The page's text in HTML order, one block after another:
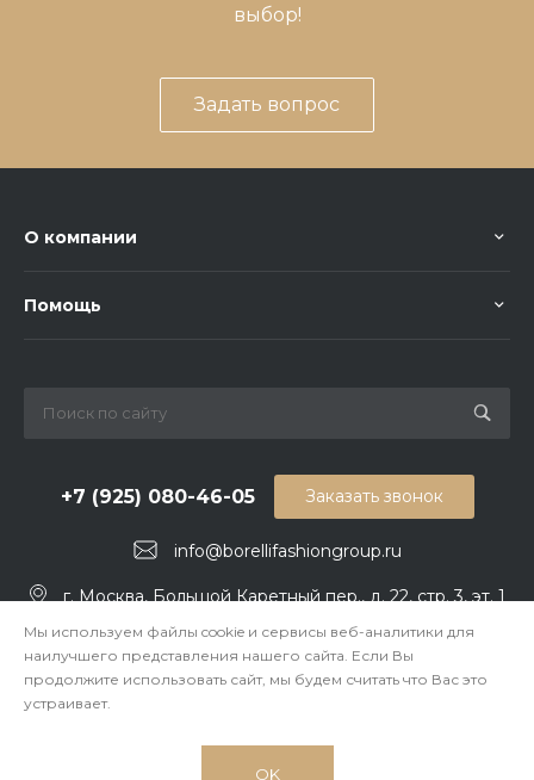
выбор!
Задать вопрос
О компании
Помощь
+7 (925) 080-46-05
info@borellifashiongroup.ru
Заказать звонок
г. Москва, Большой Каретный пер., д. 22, стр. 3, эт. 1
© 2026 BORELLI FASHION GROUP, Все права защищены
Мы используем файлы cookie и сервисы веб-аналитики для
наилучшего представления нашего сайта. Если Вы
продолжите использовать сайт, мы будем считать что Вас это
устраивает.
OK